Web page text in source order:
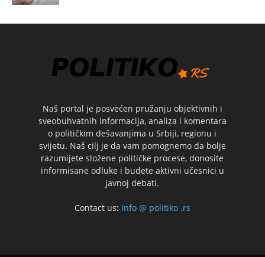
Naš portal je posvećen pružanju objektivnih i
sveobuhvatnih informacija, analiza i komentara
o političkim dešavanjima u Srbiji, regionu i
svijetu. Naš cilj je da vam pomognemo da bolje
razumijete složene političke procese, donosite
informisane odluke i budete aktivni učesnici u
javnoj debati.
Contact us: info @ politiko .rs